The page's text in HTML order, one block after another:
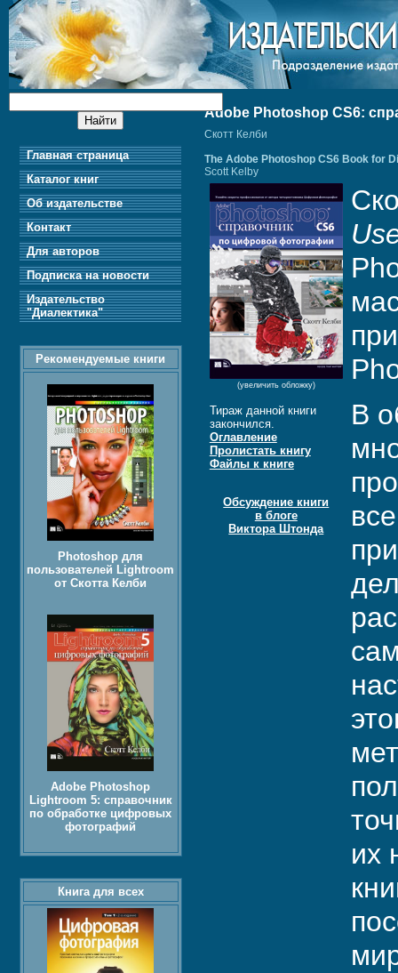
Adobe Photoshop CS6:
Скотт Келби
The Adobe Photoshop CS6 Book for
Scott Kelby
(увеличить обложку)
Тираж данной книги
закончился.
Оглавление
Пролистать книгу
Файлы к книге
Обсуждение книги
в блоге
Виктора Штонда
В
их
Главная страница
Каталог книг
Об издательстве
Контакт
Для авторов
Подписка на новости
Издательство
"Диалектика"
Рекомендуемые книги
Photoshop для
пользователей Lightroom
от Скотта Келби
Adobe Photoshop
Lightroom 5: справочник
по обработке цифровых
фотографий
Книга для всех